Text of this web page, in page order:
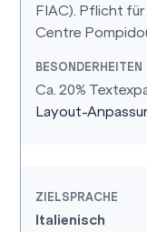
FIAC). Pflicht
Centre
Ca. 20%
Layout-
Italienisch